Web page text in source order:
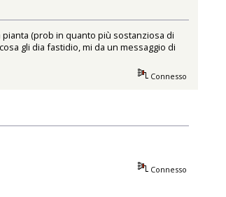
pianta (prob in quanto più sostanziosa di
gli dia fastidio, mi da un messaggio di
Connesso
Connesso